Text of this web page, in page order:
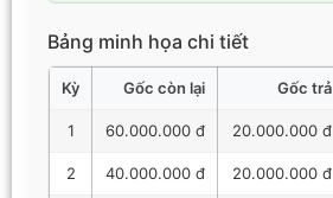
Bảng minh họa chi tiết
Kỳ Gốc còn lại Gốc trả
1 60.000.000 đ 20.000.000 đ
2 40.000.000 đ 20.000.000 đ